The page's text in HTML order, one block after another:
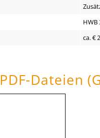
HWB
ca. €
PDF-Dateien